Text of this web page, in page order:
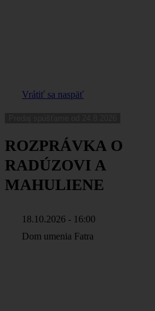
Vrátiť sa naspäť
ROZPRÁVKA O
RADÚZOVI A
MAHULIENE
18.10.2026 - 16:00
Dom umenia Fatra